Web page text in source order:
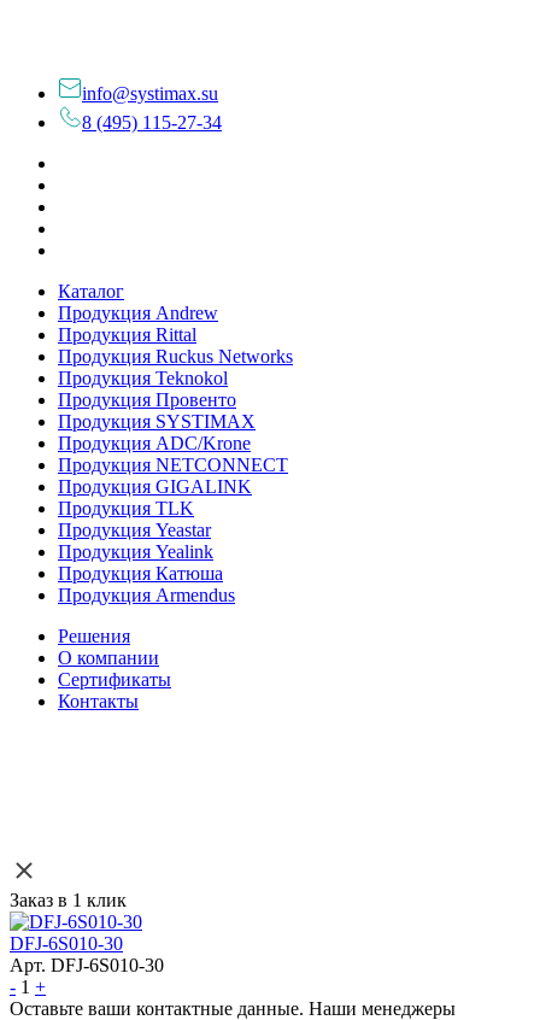
info@systimax.su
8 (495) 115-27-34
Каталог
Продукция Andrew
Продукция Rittal
Продукция Ruckus Networks
Продукция Teknokol
Продукция Провенто
Продукция SYSTIMAX
Продукция ADC/Krone
Продукция NETCONNECT
Продукция GIGALINK
Продукция TLK
Продукция Yeastar
Продукция Yealink
Продукция Катюша
Продукция Armendus
Решения
О компании
Сертификаты
Контакты
Заказ в 1 клик
DFJ-6S010-30
Арт. DFJ-6S010-30
- 1 +
Оставьте ваши контактные данные. Наши менеджеры